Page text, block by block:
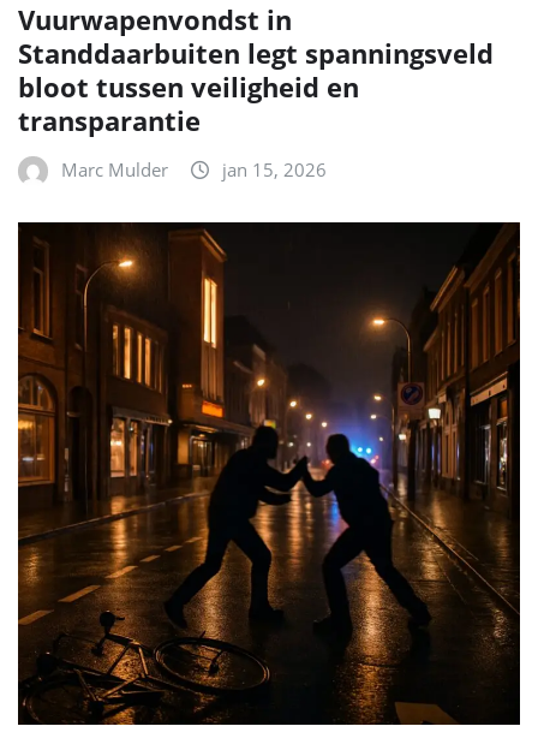
Vuurwapenvondst in
Standdaarbuiten legt spanningsveld
bloot tussen veiligheid en
transparantie
Marc Mulder jan 15, 2026